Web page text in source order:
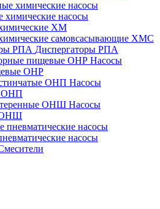
химические насосы
ХМ
самовсасывающие ХМС
Диспергаторы РПА
Насосы
ОНР
Насосы
ОНП
Насосы
ОНШ
насосы